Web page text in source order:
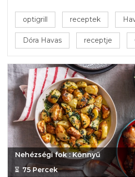
optigrill receptek
Dóra Havas receptje
Nehézségi fok : Könnyű
75 Percek